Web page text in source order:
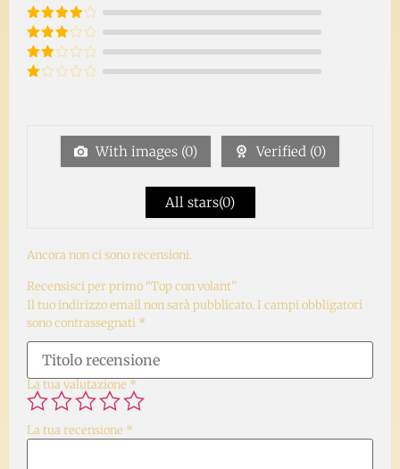
Valutato5
su 5
Valutato4
su 5
Valutato
3
su
5
Valutato
With images (0) Verified (0)
All stars(0)
Ancora non ci sono recensioni.
Recensisci per primo “Top con volant”
Il tuo indirizzo email non sarà pubblicato.I campi obbligatori
sono contrassegnati *
La tua valutazione *
La tua recensione *